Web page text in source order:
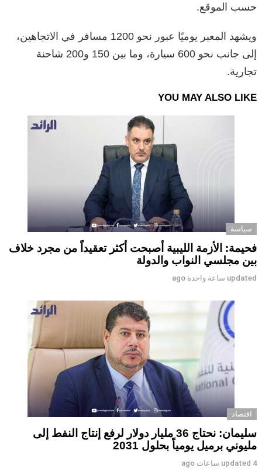
حسب الموقع.
ويشهد المعبر يوميًا عبور نحو 1200 مسافر في الاتجاهين،
إلى جانب نحو 600 سيارة، وما بين 150 و200 شاحنة
تجارية.
YOU MAY ALSO LIKE
سياسة
فحيمة: الأزمة الليبية أصبحت أكثر تعقيداً من مجرد خلاف
بين مجلسي النواب والدولة
updated ساعة واحدة ago
اقتصاد
سليمان: نحتاج 36 مليار دولار لرفع إنتاج النفط إلى
مليوني برميل يومياً بحلول 2031
updated 4 ساعات ago